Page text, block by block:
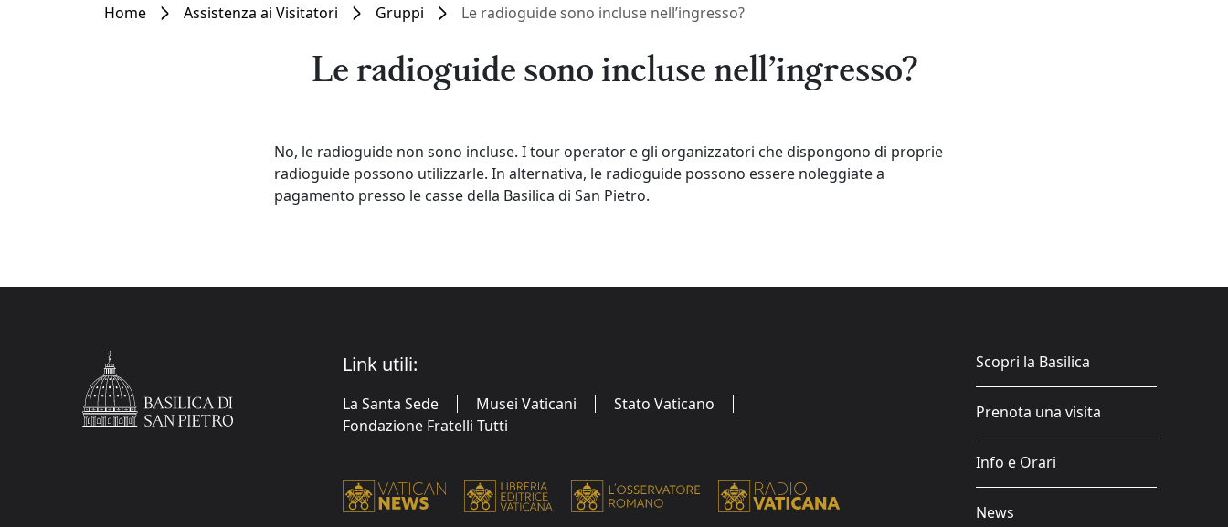
Home Assistenza ai Visitatori Gruppi Le radioguide sono incluse nell’ingresso?
Le radioguide sono incluse nell’ingresso?
No, le radioguide non sono incluse. I tour operator e gli organizzatori che dispongono di proprie
radioguide possono utilizzarle. In alternativa, le radioguide possono essere noleggiate a
pagamento presso le casse della Basilica di San Pietro.
Link utili:
La Santa Sede Musei Vaticani
Stato Vaticano
Fondazione Fratelli Tutti
Scopri la Basilica
Prenota una visita
Info e Orari
News